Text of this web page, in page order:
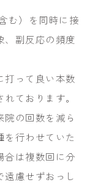
む）を同時に接
、副反応の頻度
打って良い本数
ております。
の回数を減ら
行わせていた
合は複数回に分
慮せずおっし